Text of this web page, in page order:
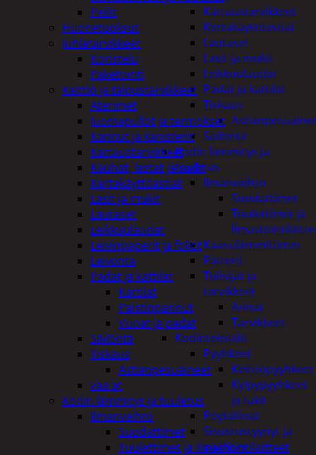
Kattaustarvikkeet
Kertakäyttöastiat
Lautaset
Lasit ja mukit
Leikkuulaudat
Padat ja kattilat
Tiskaus
Säilöntä
Kodin lämmitys ja
tuuletus
Ilmanvaihto
Suodattimet
Tuulettimet ja
Kaasulämmittimet
Patterit
Tulisijat ja
tarvikkeet
Arinat
Tarvikkeet
Kodintekstiilit
Pyyhkeet
Keittiöpyyhkeet
Kylpypyyhkeet
ja takit
Pöytäliinat
Sisustustyynyt ja
päälliset
Peilit
Huonetuoksut
Juhlatarvikkeet
Koristelu
Paketointi
Keittiö ja taloustarvikkeet
Aterimet
Juomapullot ja termokset
Kannut ja kanisterit
Kattaustarvikkeet
Kauhat, lastat ja sudit
Kertakäyttöastiat
Lasit ja mukit
Lautaset
Leikkuulaudat
Leivinpaperit ja foliot
Leivonta
Padat ja kattilat
Kattilat
Paistinpannut
Vuoat ja padat
Säilöntä
Tiskaus
Astianpesuaineet
vaa'at
Kodin lämmitys ja tuuletus
Ilmanvaihto
Suodattimet
Tuulettimet ja Ilmastointilaitteet